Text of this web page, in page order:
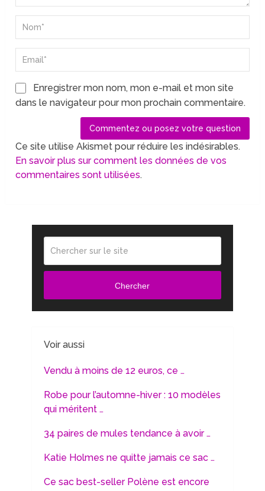
Enregistrer mon nom, mon e-mail et mon site
dans le navigateur pour mon prochain commentaire.
Ce site utilise Akismet pour réduire les indésirables.
En savoir plus sur comment les données de vos
commentaires sont utilisées.
Chercher
Voir aussi
Vendu à moins de 12 euros, ce …
Robe pour l’automne-hiver : 10 modèles
qui méritent …
34 paires de mules tendance à avoir …
Katie Holmes ne quitte jamais ce sac …
Ce sac best-seller Polène est encore